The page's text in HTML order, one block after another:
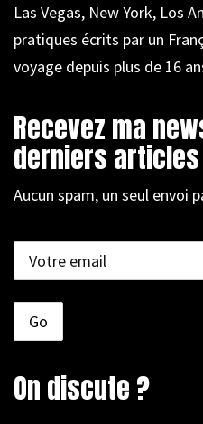
Las Vegas, New York, Los
pratiques écrits par un
voyage depuis plus de 16
Recevez ma
derniers
Aucun spam, un seul envoi
On discute ?